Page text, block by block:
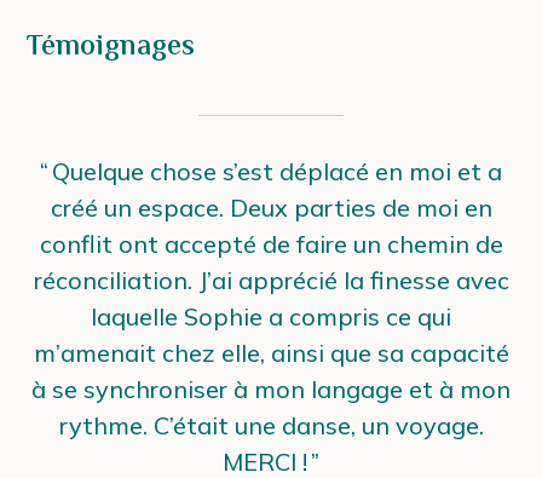
Témoignages
Quelque chose s’est déplacé en moi et a
créé un espace. Deux parties de moi en
conflit ont accepté de faire un chemin de
réconciliation. J’ai apprécié la finesse avec
laquelle Sophie a compris ce qui
m’amenait chez elle, ainsi que sa capacité
à se synchroniser à mon langage et à mon
rythme. C’était une danse, un voyage.
MERCI !